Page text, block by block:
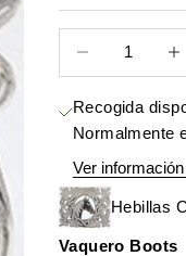
Recogida
Normalmente
Ver
Hebillas
Vaquero Boots